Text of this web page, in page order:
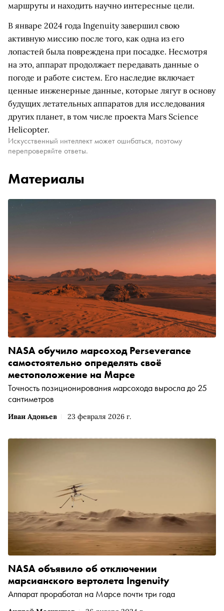
маршруты и находить научно интересные цели.
В январе 2024 года Ingenuity завершил свою
активную миссию после того, как одна из его
лопастей была повреждена при посадке. Несмотря
на это, аппарат продолжает передавать данные о
погоде и работе систем. Его наследие включает
ценные инженерные данные, которые лягут в основу
будущих летательных аппаратов для исследования
других планет, в том числе проекта Mars Science
Helicopter.
Искусственный интеллект может ошибаться, поэтому
перепроверяйте ответы.
Материалы
Иван Адоньев 23 февраля 2026 г.
NASA обучило марсоход Perseverance
самостоятельно определять своё
местоположение на Марсе
Точность позиционирования марсохода выросла до 25
сантиметров
NASA объявило об отключении
марсианского вертолета Ingenuity
Аппарат проработал на Марсе почти три года